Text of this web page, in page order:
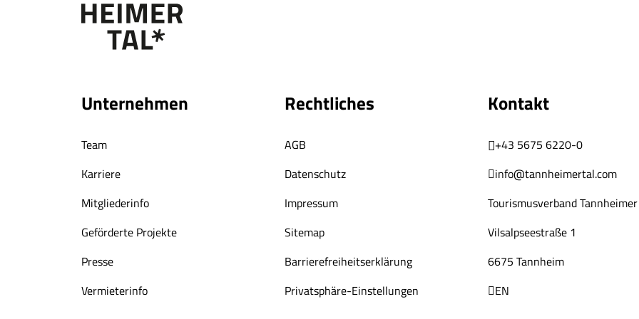
Unternehmen
Team
Karriere
Mitgliederinfo
Geförderte Projekte
Presse
Vermieterinfo
Rechtliches
AGB
Datenschutz
Impressum
Sitemap
Barrierefreiheitserklärung
Privatsphäre-Einstellungen
Kontakt
+43 5675 6220-0
info@tannheimertal.com
Tourismusverband
Vilsalpseestraße 1
6675 Tannheim
EN